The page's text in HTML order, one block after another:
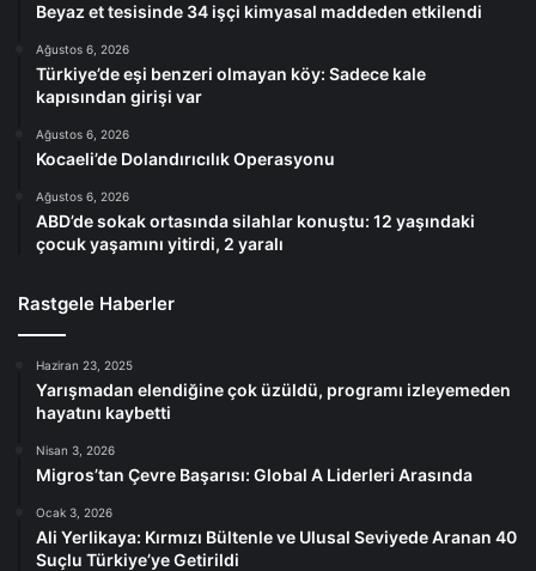
Beyaz et tesisinde 34 işçi kimyasal maddeden etkilendi
Ağustos 6, 2026
Türkiye’de eşi benzeri olmayan köy: Sadece kale
kapısından girişi var
Ağustos 6, 2026
Kocaeli’de Dolandırıcılık Operasyonu
Ağustos 6, 2026
ABD’de sokak ortasında silahlar konuştu: 12 yaşındaki
çocuk yaşamını yitirdi, 2 yaralı
Rastgele Haberler
Haziran 23, 2025
Yarışmadan elendiğine çok üzüldü, programı izleyemeden
hayatını kaybetti
Nisan 3, 2026
Migros’tan Çevre Başarısı: Global A Liderleri Arasında
Ocak 3, 2026
Ali Yerlikaya: Kırmızı Bültenle ve Ulusal Seviyede Aranan 40
Suçlu Türkiye’ye Getirildi